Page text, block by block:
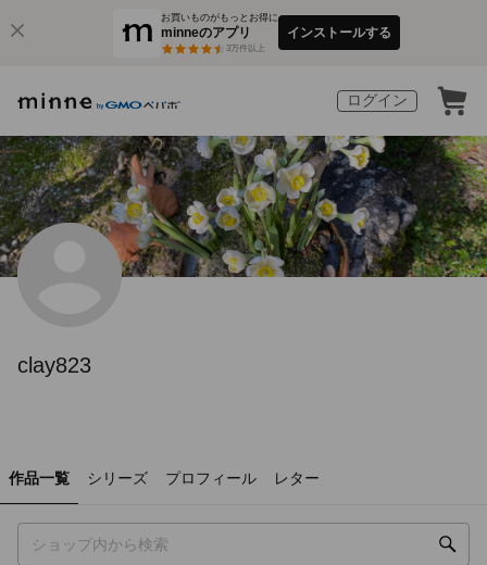
お買いものがもっとお得に
minneのアプリ
3万件以上
インストールする
ログイン
clay823
作品一覧 シリーズ プロフィール レター